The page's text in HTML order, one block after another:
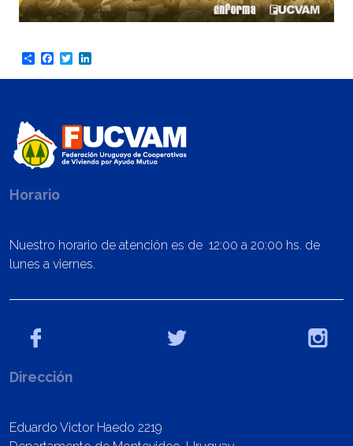
ShareFacebook
Twitter
Horario
Nuestro horario de atención es de 12:00 a 20:00 hs. de
lunes a viernes.
Dirección
Eduardo Victor Haedo 2219